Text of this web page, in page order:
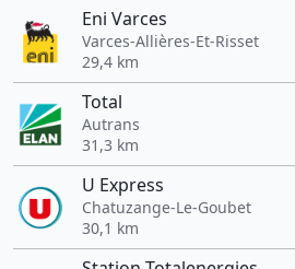
Eni Varces
Varces-Allières-Et-Risset
29,4 km
Total
Autrans
31,3 km
U Express
Chatuzange-Le-Goubet
30,1 km